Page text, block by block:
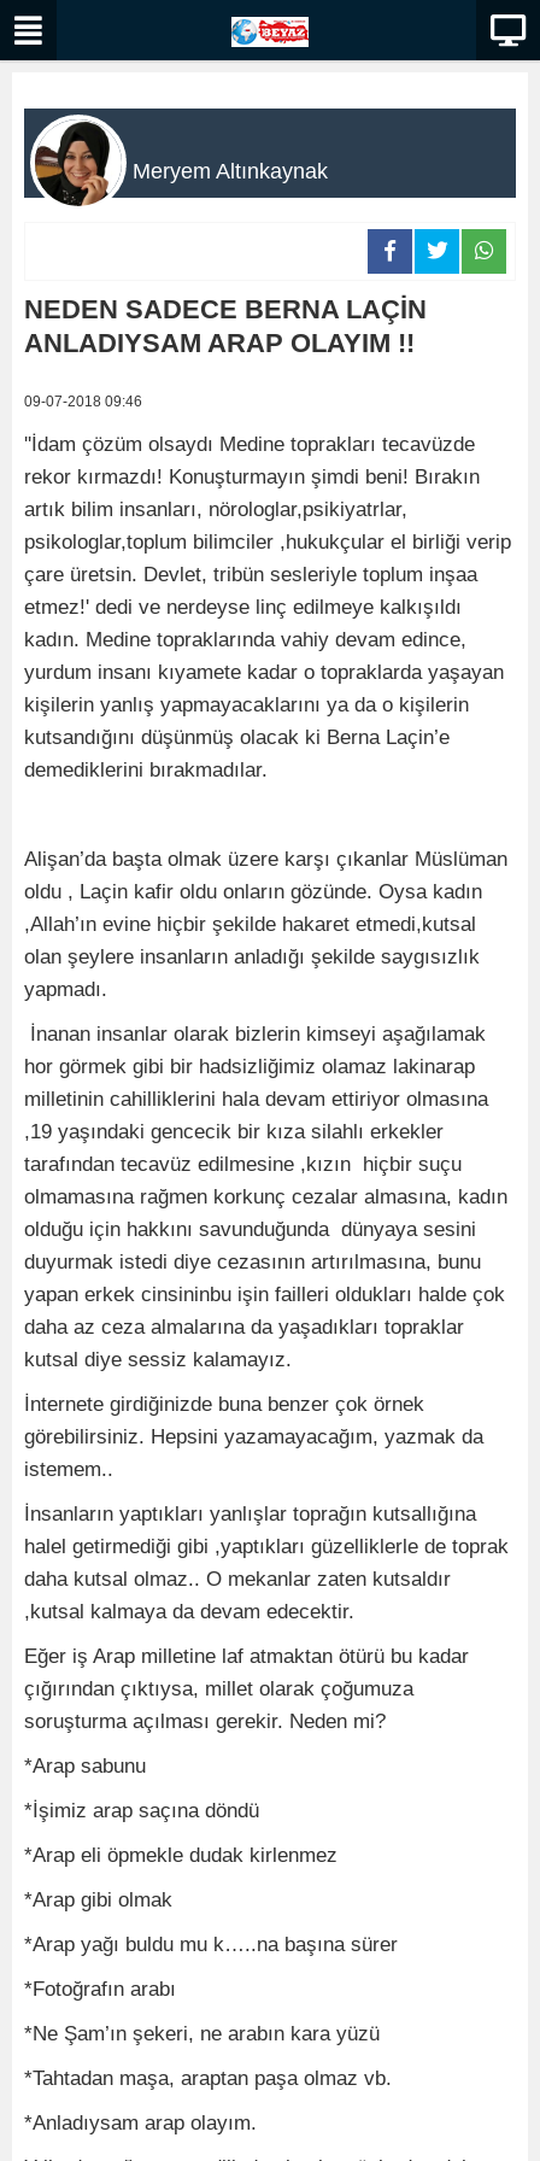
Meryem Altınkaynak
NEDEN SADECE BERNA LAÇİN
ANLADIYSAM ARAP OLAYIM !!
09-07-2018 09:46
''İdam çözüm olsaydı Medine toprakları tecavüzde
rekor kırmazdı! Konuşturmayın şimdi beni! Bırakın
artık bilim insanları, nörologlar,psikiyatrlar,
psikologlar,toplum bilimciler ,hukukçular el birliği verip
çare üretsin. Devlet, tribün sesleriyle toplum inşaa
etmez!' dedi ve nerdeyse linç edilmeye kalkışıldı
kadın. Medine topraklarında vahiy devam edince,
yurdum insanı kıyamete kadar o topraklarda yaşayan
kişilerin yanlış yapmayacaklarını ya da o kişilerin
kutsandığını düşünmüş olacak ki Berna Laçin’e
demediklerini bırakmadılar.
Alişan’da başta olmak üzere karşı çıkanlar Müslüman
oldu , Laçin kafir oldu onların gözünde. Oysa kadın
,Allah’ın evine hiçbir şekilde hakaret etmedi,kutsal
olan şeylere insanların anladığı şekilde saygısızlık
yapmadı.
İnanan insanlar olarak bizlerin kimseyi aşağılamak
hor görmek gibi bir hadsizliğimiz olamaz lakinarap
milletinin cahilliklerini hala devam ettiriyor olmasına
,19 yaşındaki gencecik bir kıza silahlı erkekler
tarafından tecavüz edilmesine ,kızın hiçbir suçu
olmamasına rağmen korkunç cezalar almasına, kadın
olduğu için hakkını savunduğunda dünyaya sesini
duyurmak istedi diye cezasının artırılmasına, bunu
yapan erkek cinsininbu işin failleri oldukları halde çok
daha az ceza almalarına da yaşadıkları topraklar
kutsal diye sessiz kalamayız.
İnternete girdiğinizde buna benzer çok örnek
görebilirsiniz. Hepsini yazamayacağım, yazmak da
istemem..
İnsanların yaptıkları yanlışlar toprağın kutsallığına
halel getirmediği gibi ,yaptıkları güzelliklerle de toprak
daha kutsal olmaz.. O mekanlar zaten kutsaldır
,kutsal kalmaya da devam edecektir.
Eğer iş Arap milletine laf atmaktan ötürü bu kadar
çığırından çıktıysa, millet olarak çoğumuza
soruşturma açılması gerekir. Neden mi?
*Arap sabunu
*İşimiz arap saçına döndü
*Arap eli öpmekle dudak kirlenmez
*Arap gibi olmak
*Arap yağı buldu mu k…..na başına sürer
*Fotoğrafın arabı
*Ne Şam’ın şekeri, ne arabın kara yüzü
*Tahtadan maşa, araptan paşa olmaz vb.
*Anladıysam arap olayım.